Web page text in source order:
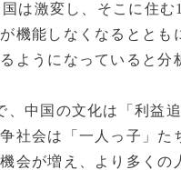
は激変し、そこに住む
機能しなくなるとと
ようになっていると分
中国の文化は「利益
社会は「一人っ子」
会が増え、より多く